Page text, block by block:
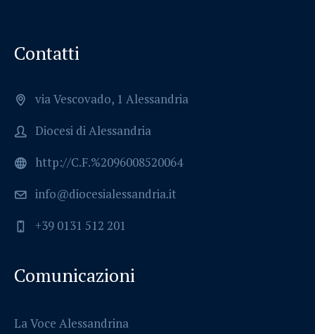
Contatti
via Vescovado, 1 Alessandria
Diocesi di Alessandria
http://C.F.%2096008520064
info@diocesialessandria.it
+39 0131 512 201
Comunicazioni
La Voce Alessandrina